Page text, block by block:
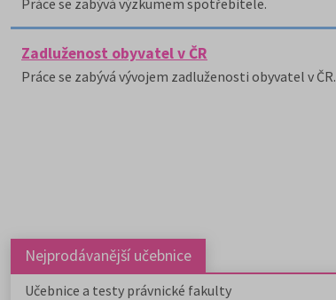
Zadluženost obyvatel v ČR
Práce se zabývá vývojem zadluženosti obyvatel v ČR.
Nejprodávanější učebnice
Učebnice a testy právnické fakulty